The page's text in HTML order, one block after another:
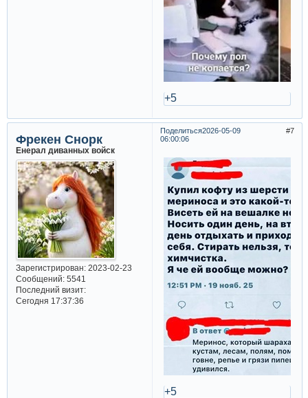
+5
Поделиться 7
2026-05-09
06:00:06
Фрекен Снорк
Енерал диванных войск
Зарегистрирован: 2023-02-23
Сообщений:5541
Последний визит:
Сегодня 17:37:36
+5